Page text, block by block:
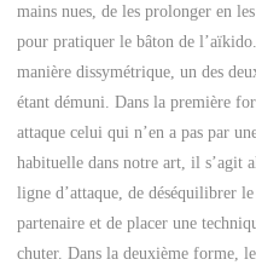
mains nues, de les prolonger en
pour pratiquer le bâton de
manière dissymétrique, un des
étant démuni. Dans la première
attaque celui qui n’en a pas par
habituelle dans notre art, il s’agit
ligne d’attaque, de déséquilibrer le
partenaire et de placer une
chuter. Dans la deuxième forme,